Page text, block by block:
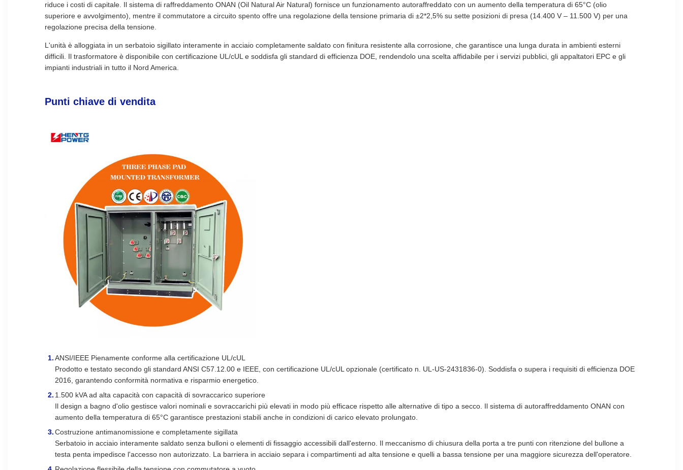
riduce i costi di capitale. Il sistema di raffreddamento ONAN (Oil Natural Air Natural) fornisce un funzionamento autoraffreddato con un aumento della temperatura di 65°C (olio
superiore e avvolgimento), mentre il commutatore a circuito spento offre una regolazione della tensione primaria di ±2*2,5% su sette posizioni di presa (14.400 V – 11.500 V) per una
regolazione precisa della tensione.
L'unità è alloggiata in un serbatoio sigillato interamente in acciaio completamente saldato con finitura resistente alla corrosione, che garantisce una lunga durata in ambienti esterni
difficili. Il trasformatore è disponibile con certificazione UL/cUL e soddisfa gli standard di efficienza DOE, rendendolo una scelta affidabile per i servizi pubblici, gli appaltatori EPC e gli
impianti industriali in tutto il Nord America.
Punti chiave di vendita
ANSI/IEEE Pienamente conforme alla certificazione UL/cUL
Prodotto e testato secondo gli standard ANSI C57.12.00 e IEEE, con certificazione UL/cUL opzionale (certificato n. UL-US-2431836-0). Soddisfa o supera i requisiti di efficienza DOE
2016, garantendo conformità normativa e risparmio energetico.
1.500 kVA ad alta capacità con capacità di sovraccarico superiore
Il design a bagno d'olio gestisce valori nominali e sovraccarichi più elevati in modo più efficace rispetto alle alternative di tipo a secco. Il sistema di autoraffreddamento ONAN con
aumento della temperatura di 65°C garantisce prestazioni stabili anche in condizioni di carico elevato prolungato.
Costruzione antimanomissione e completamente sigillata
Serbatoio in acciaio interamente saldato senza bulloni o elementi di fissaggio accessibili dall'esterno. Il meccanismo di chiusura della porta a tre punti con ritenzione del bullone a
testa penta impedisce l'accesso non autorizzato. La barriera in acciaio separa i compartimenti ad alta tensione e quelli a bassa tensione per una maggiore sicurezza dell'operatore.